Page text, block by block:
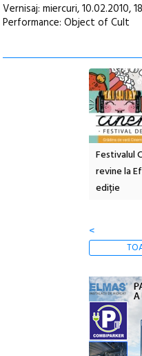
Vernisaj: miercuri, 10.02.2010,
Performance: Object of Cult
Festivalul
revine la
ediție
<